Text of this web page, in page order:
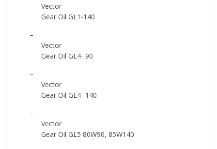
Vector
Gear Oil GL1-140
–
Vector
Gear Oil GL4- 90
–
Vector
Gear Oil GL4- 140
–
Vector
Gear Oil GL5 80W90, 85W140